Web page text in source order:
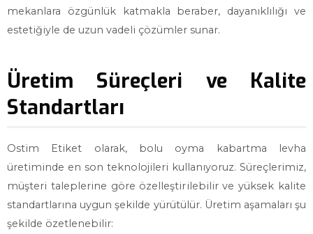
mekanlara özgünlük katmakla beraber, dayanıklılığı ve
estetiğiyle de uzun vadeli çözümler sunar.
Üretim Süreçleri ve Kalite
Standartları
Ostim Etiket olarak, bolu oyma kabartma levha
üretiminde en son teknolojileri kullanıyoruz. Süreçlerimiz,
müşteri taleplerine göre özelleştirilebilir ve yüksek kalite
standartlarına uygun şekilde yürütülür. Üretim aşamaları şu
şekilde özetlenebilir: